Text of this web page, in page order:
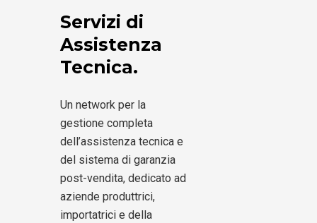
Servizi di
Assistenza
Tecnica.
Un network per la
gestione completa
dell’assistenza tecnica e
del sistema di garanzia
post-vendita, dedicato ad
aziende produttrici,
importatrici e della